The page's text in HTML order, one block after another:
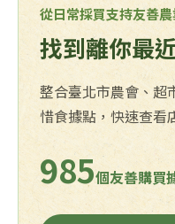
從日常採買支持友善
找到離你最
整合臺北市農會、超
惜食據點，快速查看
985個友善購買